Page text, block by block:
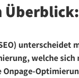
unterscheidet
welche